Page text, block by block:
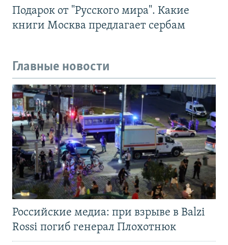
Подарок от "Русского мира". Какие
книги Москва предлагает сербам
Главные новости
Российские медиа: при взрыве в Balzi
Rossi погиб генерал Плохотнюк